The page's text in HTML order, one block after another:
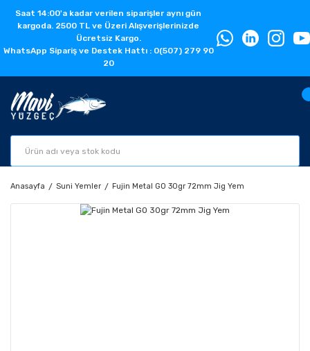
Saat 14:00'a kadar verilen siparişler aynı gün
kargoda. 2500 TL ve Üzeri Alışverişlerinizde
Ücretsiz Kargo.
WhatsApp Sipariş ve Destek Hattı : 0(507) 279 90
20
Anasayfa Suni Yemler Fujin Metal GO 30gr 72mm Jig Yem